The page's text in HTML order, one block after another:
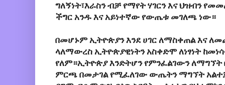
ግለኝነት፣እራስን ብቻ የማየት ሃገርን እና ህዝብን
ችግር አንዱ እና አይነተኛው የውጤቱ መገለጫ ነው።
በመሆኑም ኢትዮጵያን እንደ ሀገር ለማስቀጠል እና
ላለማውረስ ኢትዮጵያዊነትን አስቀድሞ ለነፃነት
የለም።ኢትዮጵያ እንድትሆን የምንፈልገውን ለማግኘት
ምርጫ በመታገል የሚፈለገው ውጤትን ማግኘት